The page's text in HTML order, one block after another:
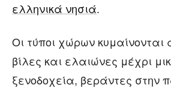
ελληνικά νησιά.
Οι τύποι χώρων κυμαίνονται
βίλες και ελαιώνες μέχρι
ξενοδοχεία, βεράντες στην